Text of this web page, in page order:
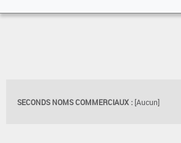
SECONDS NOMS COMMERCIAUX : [Aucun]